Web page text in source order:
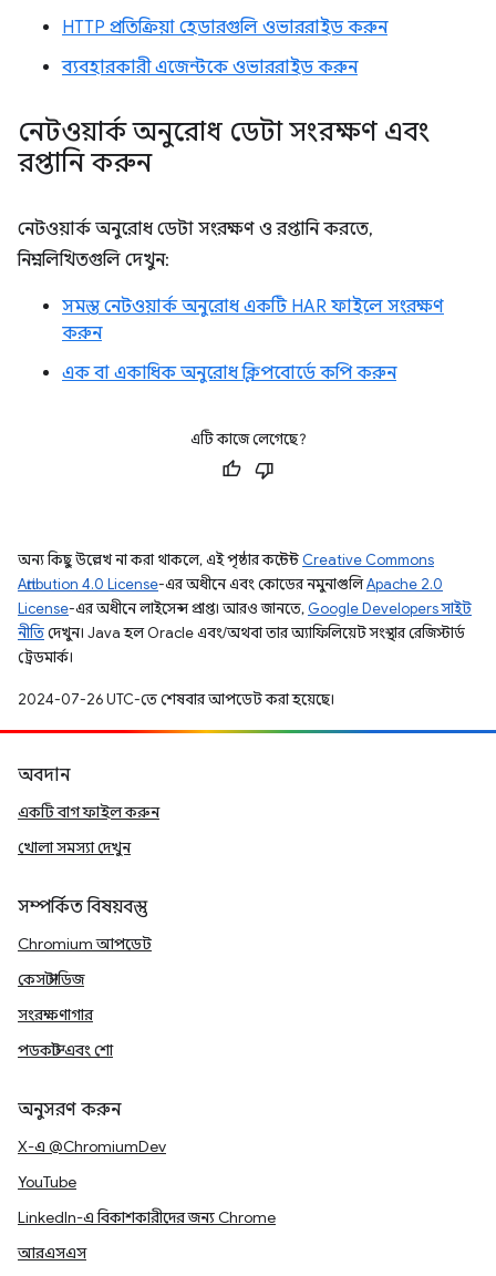
HTTP প্রতিক্রিয়া হেডারগুলি ওভাররাইড করুন
ব্যবহারকারী এজেন্টকে ওভাররাইড করুন
নেটওয়ার্ক অনুরোধ ডেটা সংরক্ষণ এবং
রপ্তানি করুন
নেটওয়ার্ক অনুরোধ ডেটা সংরক্ষণ ও রপ্তানি করতে,
নিম্নলিখিতগুলি দেখুন:
সমস্ত নেটওয়ার্ক অনুরোধ একটি HAR ফাইলে সংরক্ষণ
করুন
এক বা একাধিক অনুরোধ ক্লিপবোর্ডে কপি করুন
এটি কাজে লেগেছে?
অন্য কিছু উল্লেখ না করা থাকলে, এই পৃষ্ঠার কন্টেন্ট Creative Commons
Attribution 4.0 License-এর অধীনে এবং কোডের নমুনাগুলিApache 2.0
License-এর অধীনে লাইসেন্স প্রাপ্ত। আরও জানতে, Google Developers সাইট
নীতিদেখুন। Java হল Oracle এবং/অথবা তার অ্যাফিলিয়েট সংস্থার রেজিস্টার্ড
ট্রেডমার্ক।
2024-07-26 UTC-তে শেষবার আপডেট করা হয়েছে।
অবদান
একটি বাগ ফাইল করুন
খোলা সমস্যা দেখুন
সম্পর্কিত বিষয়বস্তু
Chromium আপডেট
কেস স্টাডিজ
সংরক্ষণাগার
পডকাস্ট এবং শো
অনুসরণ করুন
X-এ @ChromiumDev
YouTube
LinkedIn-এ বিকাশকারীদের জন্য Chrome
আরএসএস